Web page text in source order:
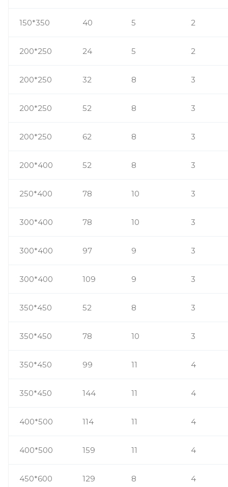
150*350 40 5 2
200*250 24 5 2
200*250 32 8 3
200*250 52 8 3
200*250 62 8 3
200*400 52 8 3
250*400 78 10 3
300*400 78 10 3
300*400 97 9 3
300*400 109 9 3
350*450 52 8 3
350*450 78 10 3
350*450 99 11 4
350*450 144 11 4
400*500 114 11 4
400*500 159 11 4
450*600 129 8 4